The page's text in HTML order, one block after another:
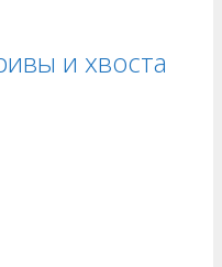
и хвоста